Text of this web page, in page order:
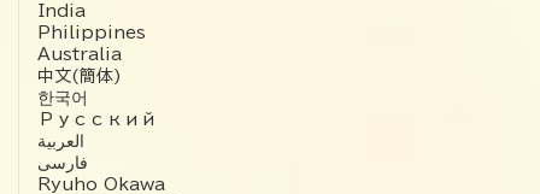
India
Philippines
Australia
中文(簡体)
한국어
Русский
العربية‏
فارسی
Ryuho Okawa